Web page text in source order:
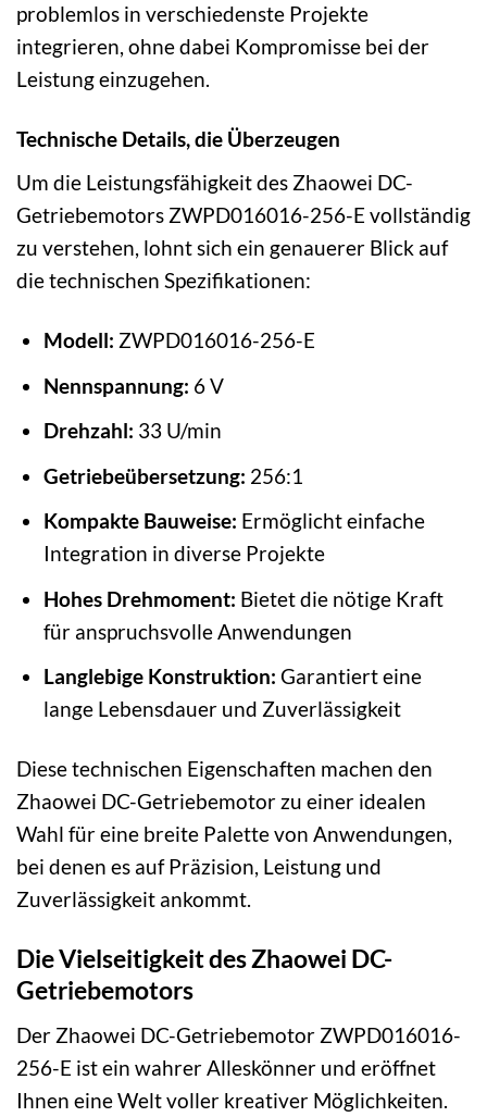
problemlos in verschiedenste Projekte
integrieren, ohne dabei Kompromisse bei der
Leistung einzugehen.
Technische Details, die Überzeugen
Um die Leistungsfähigkeit des Zhaowei DC-
Getriebemotors ZWPD016016-256-E vollständig
zu verstehen, lohnt sich ein genauerer Blick auf
die technischen Spezifikationen:
Modell: ZWPD016016-256-E
Nennspannung: 6 V
Drehzahl: 33 U/min
Getriebeübersetzung: 256:1
Kompakte Bauweise: Ermöglicht einfache
Integration in diverse Projekte
Hohes Drehmoment: Bietet die nötige Kraft
für anspruchsvolle Anwendungen
Langlebige Konstruktion: Garantiert eine
lange Lebensdauer und Zuverlässigkeit
Diese technischen Eigenschaften machen den
Zhaowei DC-Getriebemotor zu einer idealen
Wahl für eine breite Palette von Anwendungen,
bei denen es auf Präzision, Leistung und
Zuverlässigkeit ankommt.
Die Vielseitigkeit des Zhaowei DC-
Getriebemotors
Der Zhaowei DC-Getriebemotor ZWPD016016-
256-E ist ein wahrer Alleskönner und eröffnet
Ihnen eine Welt voller kreativer Möglichkeiten.